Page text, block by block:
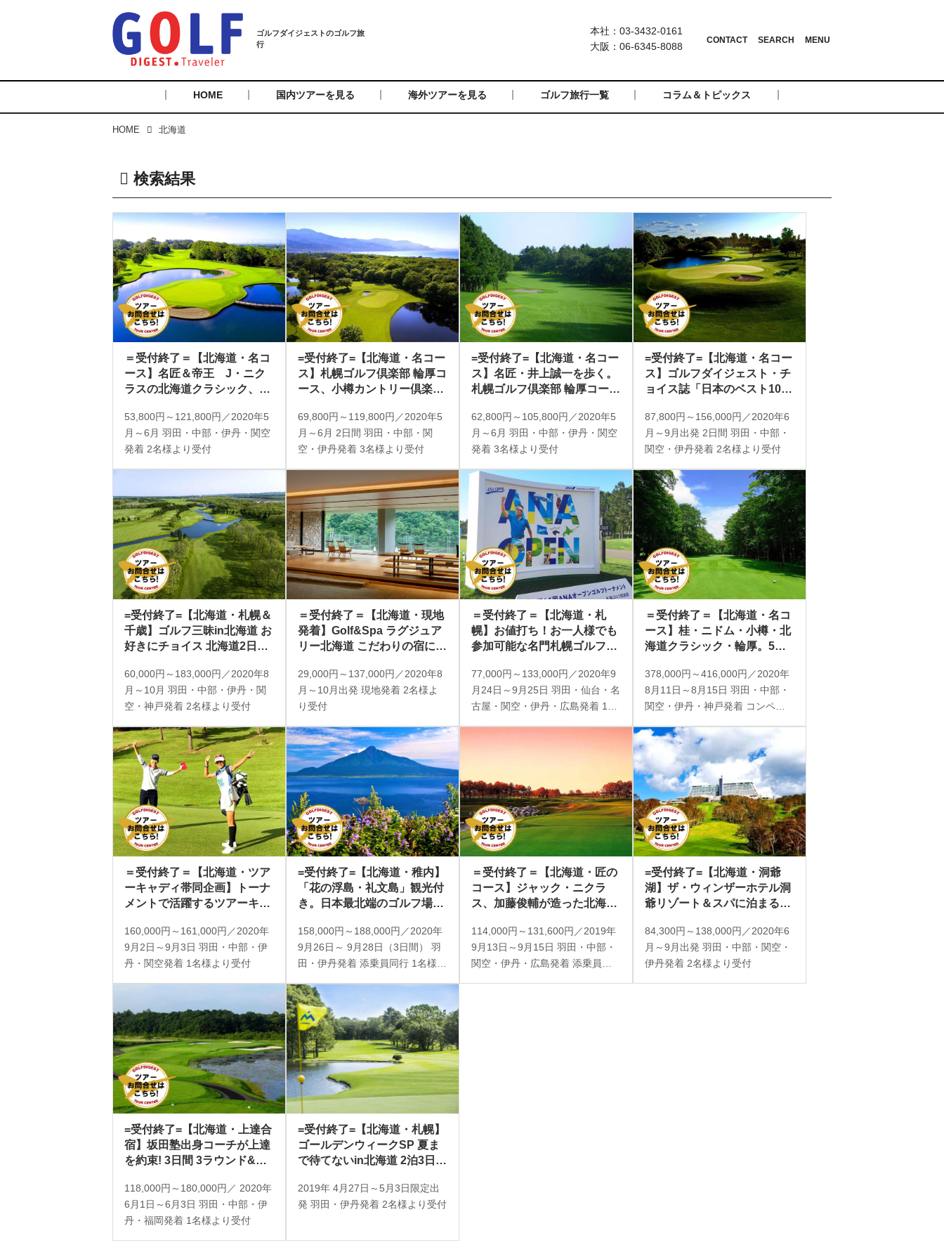
HOME 国内ツアーを見る 海外ツアーを見る ゴルフ旅行一覧 コラム＆トピックス
本社：03-3432-0161
大阪：06-6345-8088
HOME 北海道
検索結果
＝受付終了＝【北海道・名コ
ース】名匠＆帝王 J・ニク
ラスの北海道クラシック、加
2日間 2プレー
53,800円～121,800円／2020年5
月～6月 羽田・中部・伊丹・関空
発着 2名様より受付
=受付終了=【北海道・名コー
ス】札幌ゴルフ倶楽部 輪厚コ
ース、小樽カントリー倶楽部
るゴルフ場を回る 2日間 2プ
レー
69,800円～119,800円／2020年5
月～6月 2日間 羽田・中部・関
空・伊丹発着 3名様より受付
=受付終了=【北海道・名コー
ス】名匠・井上誠一を歩く。
札幌ゴルフ倶楽部 輪厚コース
62,800円～105,800円／2020年5
月～6月 羽田・中部・伊丹・関空
発着 3名様より受付
=受付終了=【北海道・名コー
ス】ゴルフダイジェスト・チ
ョイス誌「日本のベスト100
桂・北海道クラシック・室
蘭・ブルックス・ニドム・ザ
ノース 憧れの名ゴルフ場を選
んで回る 2日間 2プレー
87,800円～156,000円／2020年6
月～9月出発 2日間 羽田・中部・
関空・伊丹発着 2名様より受付
=受付終了=【北海道・札幌＆
千歳】ゴルフ三昧in北海道 お
好きにチョイス 北海道2日間
60,000円～183,000円／2020年8
月～10月 羽田・中部・伊丹・関
空・神戸発着 2名様より受付
＝受付終了＝【北海道・現地
発着】Golf&Spa ラグジュア
リー北海道 こだわりの宿に泊
29,000円～137,000円／2020年8
月～10月出発 現地発着 2名様よ
り受付
＝受付終了＝【北海道・札
幌】お値打ち！お一人様でも
参加可能な名門札幌ゴルフ倶
ＣＣ 2日間2プレー（現地係
員同行／一人予約可能）
77,000円～133,000円／2020年9
月24日～9月25日 羽田・仙台・名
古屋・関空・伊丹・広島発着 1名
＝受付終了＝【北海道・名コ
ース】桂・ニドム・小樽・北
海道クラシック・輪厚。5つ
GOLF IN北海道5日間 4プレ
ー＋オプションゴルフ（添乗
員同行／一人予約可能）
378,000円～416,000円／2020年
8月11日～8月15日 羽田・中部・
関空・伊丹・神戸発着 コンペ開
＝受付終了＝【北海道・ツア
ーキャディ帯同企画】トーナ
メントで活躍するツアーキャ
ースを攻略！2日間 2プレー
（添乗員同行／一人予約可
能）
160,000円～161,000円／2020年
9月2日～9月3日 羽田・中部・伊
丹・関空発着 1名様より受付
=受付終了=【北海道・稚内】
「花の浮島・礼文島」観光付
き。日本最北端のゴルフ場に
同行／一人予約可能）
158,000円～188,000円／2020年
9月26日～ 9月28日（3日間） 羽
田・伊丹発着 添乗員同行 1名様よ
＝受付終了＝【北海道・匠の
コース】ジャック・ニクラ
ス、加藤俊輔が造った北海道
プレー（添乗員同行／一人予
約可能）
114,000円～131,600円／2019年
9月13日～9月15日 羽田・中部・
関空・伊丹・広島発着 添乗員同
=受付終了=【北海道・洞爺
湖】ザ・ウィンザーホテル洞
爺リゾート＆スパに泊まる。
山、洞爺湖観光 2日（レンタ
カー付き）
84,300円～138,000円／2020年6
月～9月出発 羽田・中部・関空・
伊丹発着 2名様より受付
=受付終了=【北海道・上達合
宿】坂田塾出身コーチが上達
を約束! 3日間 3ラウンド&レ
約可能）
118,000円～180,000円／ 2020年
6月1日～6月3日 羽田・中部・伊
丹・福岡発着 1名様より受付
=受付終了=【北海道・札幌】
ゴールデンウィークSP 夏ま
で待てないin北海道 2泊3日2
2019年 4月27日～5月3日限定出
発 羽田・伊丹発着 2名様より受付